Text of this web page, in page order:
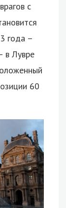
с
года –
в Лувре
60